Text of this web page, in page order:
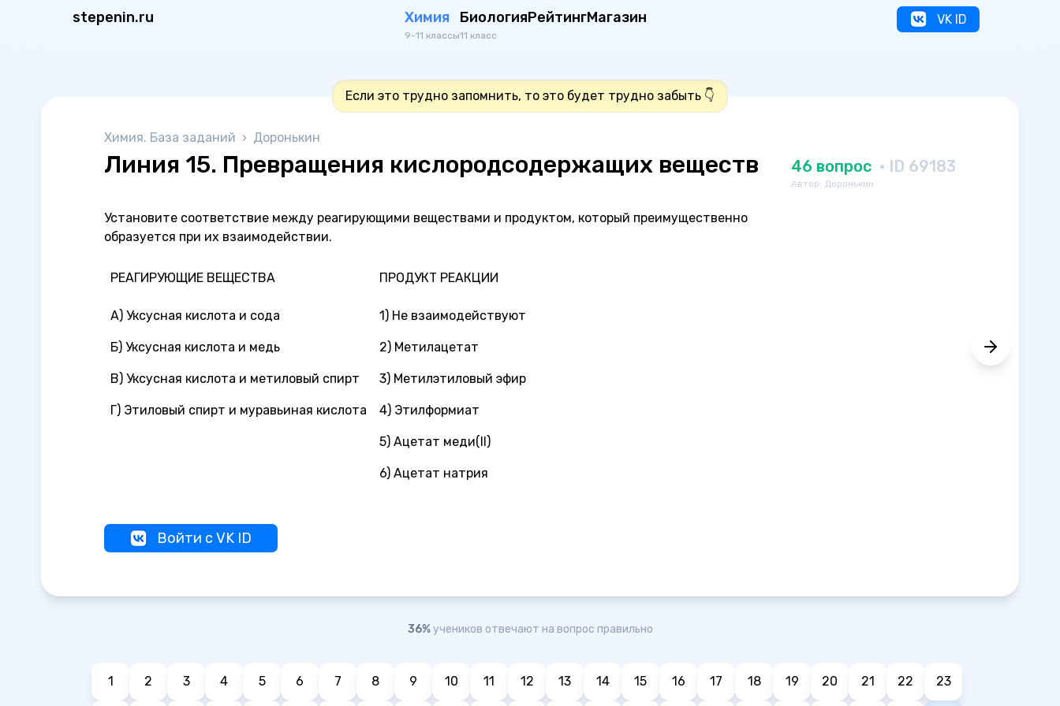
stepenin.ru Химия
9-11 классы
Биология
11 класс
РейтингМагазин VK ID
Если это трудно запомнить, то это будет трудно забыть 👇
Химия. База заданий › Доронькин
Линия 15. Превращения кислородсодержащих веществ 46 вопрос · ID 69183
Автор: Доронькин
Установите соответствие между реагирующими веществами и продуктом, который преимущественно
образуется при их взаимодействии.
РЕАГИРУЮЩИЕ ВЕЩЕСТВА ПРОДУКТ РЕАКЦИИ
А) Уксусная кислота и сода
Б) Уксусная кислота и медь
В) Уксусная кислота и метиловый спирт
Г) Этиловый спирт и муравьиная кислота
1) Не взаимодействуют
2) Метилацетат
3) Метилэтиловый эфир
4) Этилформиат
5) Ацетат меди(II)
6) Ацетат натрия
Войти с VK ID
36%учеников отвечают на вопрос правильно
1 2 3 4 5 6 7 8 9 10 11 12 13 14 15 16 17 18 19 20 21 22 23